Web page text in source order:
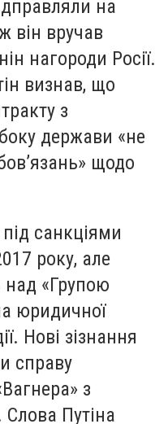
на
він вручав
нагороди Росії.
визнав, що
з
держави «не
щодо
санкціями
року, але
над «Групою
юридичної
Нові зізнання
справу
з
Путіна